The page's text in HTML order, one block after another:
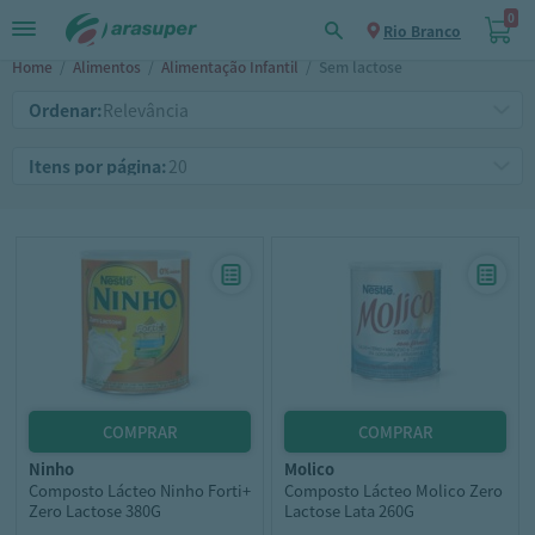
Rio Branco
0
Home / Alimentos / Alimentação Infantil / Sem lactose
Ordenar:
Itens por página:
ninho
Composto Lácteo Ninho Forti+
Zero Lactose 380G
molico
Composto Lácteo Molico Zero
Lactose Lata 260G